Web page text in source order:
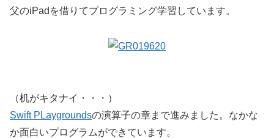
父のiPadを借りてプログラミング学習しています。
（机がキタナイ・・・）
Swift PLaygroundsの演算子の章まで進みました。なかな
か面白いプログラムができています。